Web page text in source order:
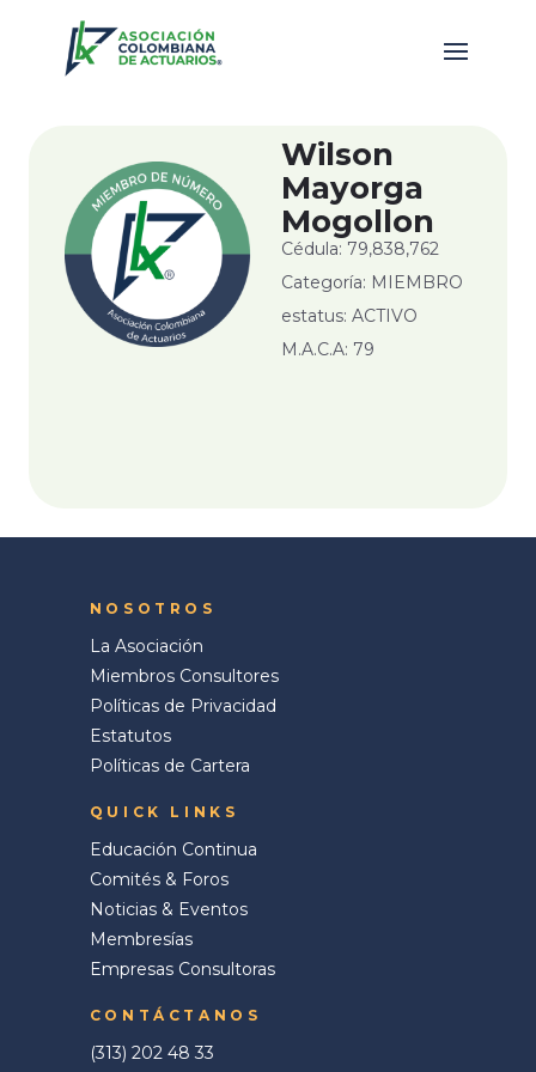
Wilson
Mayorga
Mogollon
Cédula: 79,838,762
Categoría: MIEMBRO
estatus: ACTIVO
M.A.C.A: 79
NOSOTROS
La Asociación
Miembros Consultores
Políticas de Privacidad
Estatutos
Políticas de Cartera
QUICK LINKS
Educación Continua
Comités & Foros
Noticias & Eventos
Membresías
Empresas Consultoras
CONTÁCTANOS
(313) 202 48 33